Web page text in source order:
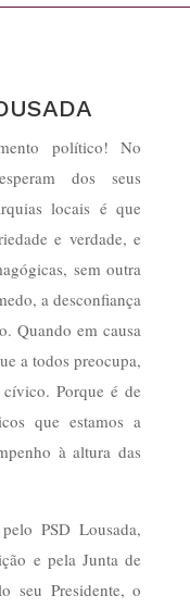
político! No
dos seus
locais é que
e verdade, e
sem outra
a desconfiança
Quando em causa
a todos preocupa,
Porque é de
que estamos a
à altura das
PSD Lousada,
e pela Junta de
seu Presidente, o